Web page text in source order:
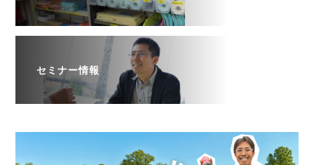
セミナー情報